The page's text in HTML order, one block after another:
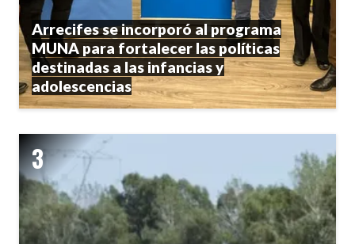
Arrecifes se incorporó al programa
MUNA para fortalecer las políticas
destinadas a las infancias y
adolescencias